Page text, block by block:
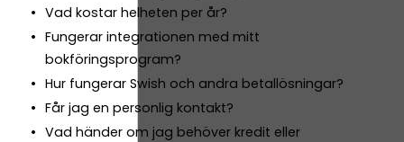
Vad kostar helheten per år?
Fungerar integrationen med mitt
bokföringsprogram?
Hur fungerar Swish och andra betallösningar?
Får jag en personlig kontakt?
Vad händer om jag behöver kredit eller